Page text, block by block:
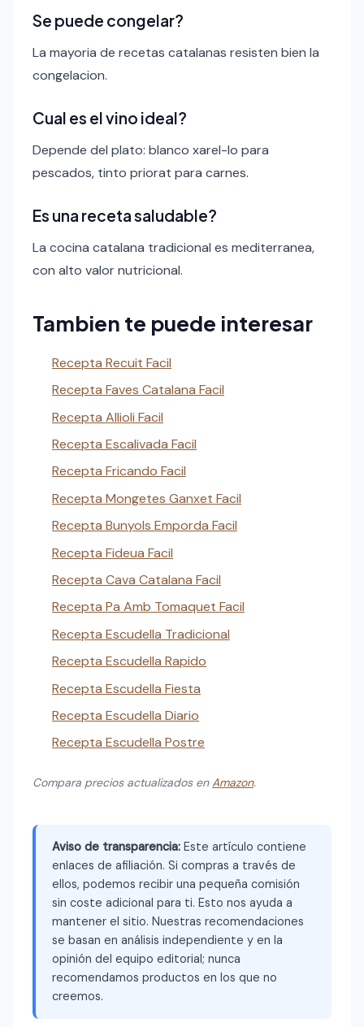
Se puede congelar?
La mayoria de recetas catalanas resisten bien la
congelacion.
Cual es el vino ideal?
Depende del plato: blanco xarel-lo para
pescados, tinto priorat para carnes.
Es una receta saludable?
La cocina catalana tradicional es mediterranea,
con alto valor nutricional.
Tambien te puede interesar
Recepta Recuit Facil
Recepta Faves Catalana Facil
Recepta Allioli Facil
Recepta Escalivada Facil
Recepta Fricando Facil
Recepta Mongetes Ganxet Facil
Recepta Bunyols Emporda Facil
Recepta Fideua Facil
Recepta Cava Catalana Facil
Recepta Pa Amb Tomaquet Facil
Recepta Escudella Tradicional
Recepta Escudella Rapido
Recepta Escudella Fiesta
Recepta Escudella Diario
Recepta Escudella Postre
Compara precios actualizados enAmazon.
Aviso de transparencia: Este artículo contiene
enlaces de afiliación. Si compras a través de
ellos, podemos recibir una pequeña comisión
sin coste adicional para ti. Esto nos ayuda a
mantener el sitio. Nuestras recomendaciones
se basan en análisis independiente y en la
opinión del equipo editorial; nunca
recomendamos productos en los que no
creemos.